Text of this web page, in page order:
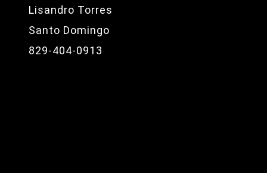
Lisandro Torres
Santo Domingo
829-404-0913